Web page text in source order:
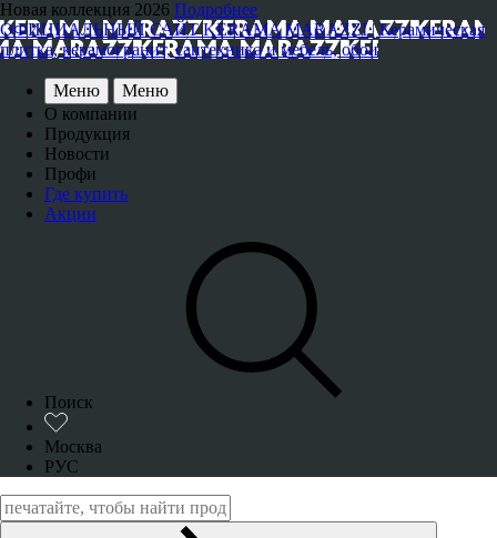
Новая коллекция 2026 Подробнее
ОФИЦИАЛЬНЫЙ САЙТ KERAMA MARAZZI | Керамическая
плитка, керамогранит, сантехника и мебель, обои
Меню
Меню
О компании
Продукция
Новости
Профи
Где купить
Акции
Поиск
Москва
РУС